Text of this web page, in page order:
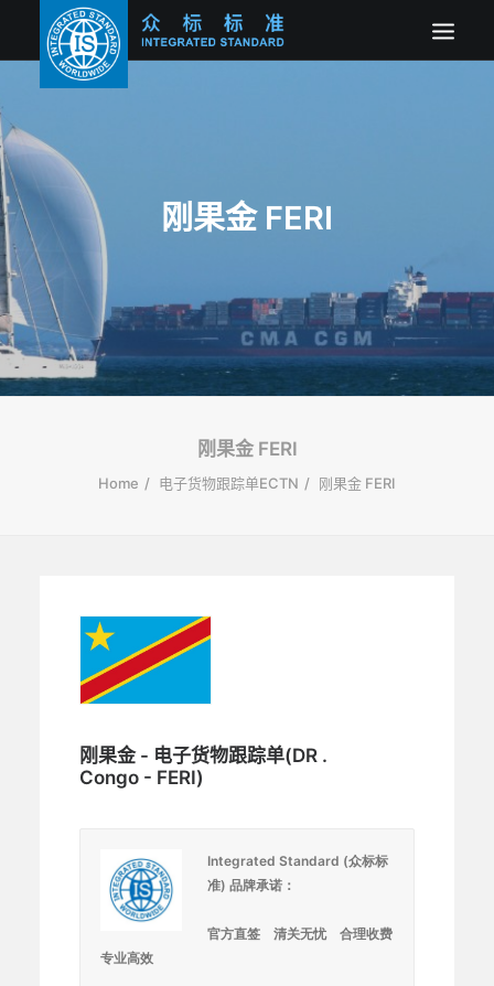
最新公告
新闻资讯
电子货物跟踪单ECTN
进口预申报ENS
产品符合性COC
关于我们
SEARCH
刚果金 FERI
刚果金 FERI
Home 电子货物跟踪单ECTN 刚果金 FERI
刚果金 - 电子货物跟踪单(DR .
Congo - FERI)
Integrated Standard (众标标
准) 品牌承诺：
官方直签    清关无忧    合理收费